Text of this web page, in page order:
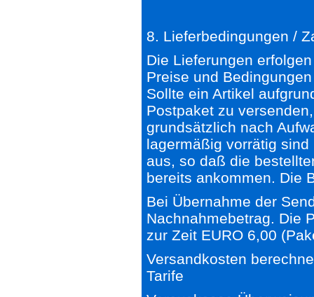
8. Lieferbedingungen /
Die Lieferungen
Preise und
Sollte ein Artikel
Postpaket zu
grundsätzlich nach
lagermäßig vorrätig
aus, so daß die
bereits ankommen. Die
Bei Übernahme der
Nachnahmebetrag. Die
zur Zeit EURO 6,00
Versandkosten
Tarife